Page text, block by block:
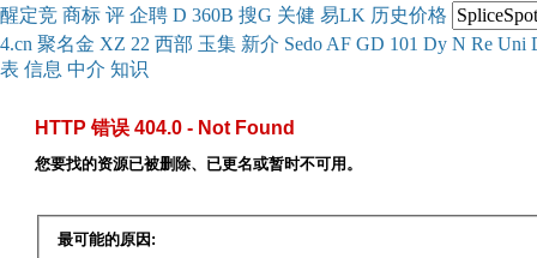
醒定竞 商标 评 企聘 D 360B 搜G 关健 易LK 历史价格
4.cn 聚名金 XZ 22 西部 玉集 新介 Sedo AF GD 101 Dy N Re Uni
表 信息 中介 知识